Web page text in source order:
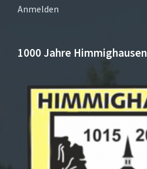
Anmelden
1000 Jahre Himmighausen